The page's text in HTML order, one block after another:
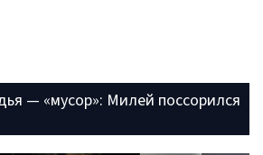
— «мусор»: Милей поссорился